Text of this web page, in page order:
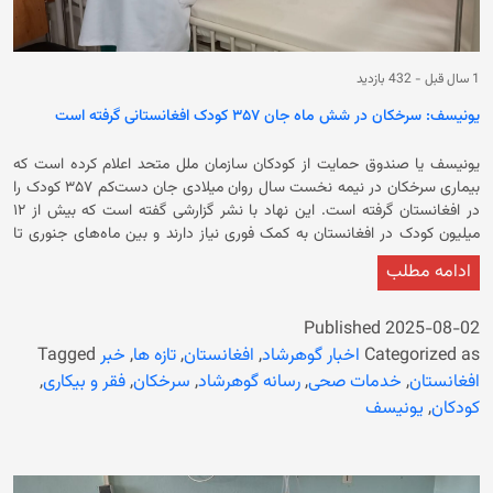
است. این سازمان خواستار اولویت‌بندی واکنش‌های صحی برای جمعیت
آسیب‌دیده، تشدید تلاش‌ها برای جلوگیری و پیش‌گیری از شیوع بیماری‌ها شده
است.
1 سال قبل - 432 بازدید
یونیسف: سرخکان در شش ماه جان ۳۵۷ کودک افغانستانی گرفته است
یونیسف یا صندوق حمایت از کودکان سازمان ملل متحد اعلام کرده است که
بیماری سرخکان در نیمه نخست سال روان میلادی جان دست‌کم ۳۵۷ کودک را
در افغانستان گرفته است. این نهاد با نشر گزارشی گفته است که بیش از ۱۲
میلیون کودک در افغانستان به کمک فوری نیاز دارند و بین ماه‌های جنوری تا
ادامه آمده است که افغانستان با یکی از فوری‌ترین اما کمتر مورد توجه قرار
گرفته‌ترین بحران‌های تغذیه کودکان در جهان روبرو است. بیش از ۳.۵ میلیون
ادامه مطلب
Published 2025-08-02
Categorized as اخبار گوهرشاد, افغانستان,تازه ها, خبر Tagged
افغانستان, خدمات صحی,رسانه گوهرشاد, سرخکان,فقر و بیکاری,
کودکان, یونیسف